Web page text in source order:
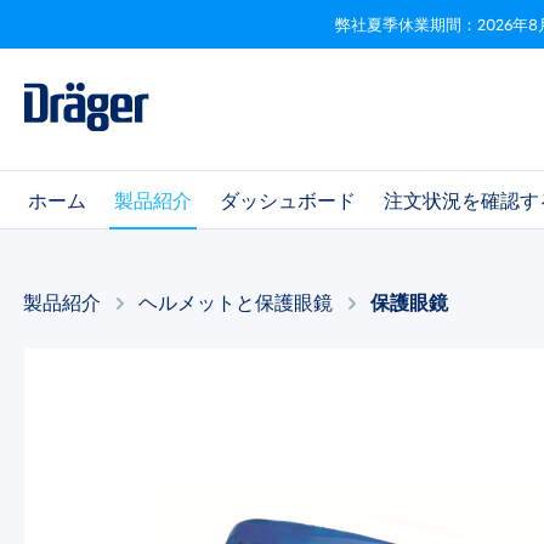
Skip to B2B platform navigation
弊社夏季休業期間：2026年8
ホーム 製品紹介 ダッシュボード 注文状況を確認す
製品紹介 ヘルメットと保護眼鏡​ 保護眼鏡​